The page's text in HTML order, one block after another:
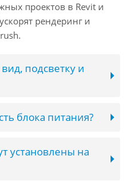
проектов в Revit и
рендеринг и
подсветку и
блока питания?
установлены на